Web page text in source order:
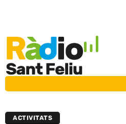
ACTIVITATS